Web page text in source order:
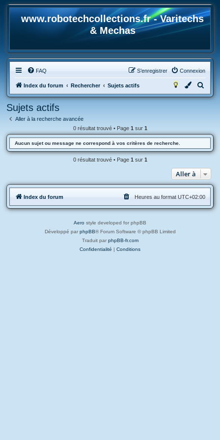
www.robotechcollections.fr - Varitechs
& Mechas
FAQ Connexion
S’enregistrer
Index du forum Rechercher Sujets actifs
e
e
c
h
e
Sujets actifs
Aller à la recherche avancée
0 résultat trouvé • Page 1 sur 1
Aucun sujet ou message ne correspond à vos critères de recherche.
0 résultat trouvé • Page 1 sur 1
Aller à
Index du forum Heures au format UTC+02:00
Aero style developed for phpBB
Développé par phpBB® Forum Software © phpBB Limited
Traduit par phpBB-fr.com
Confidentialité | Conditions